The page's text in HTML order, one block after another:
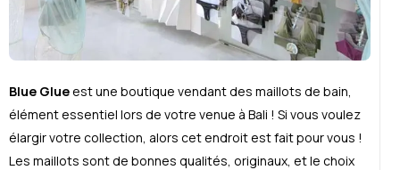
Blue Glueest une boutique vendant des maillots de bain,
élément essentiel lors de votre venue à Bali ! Si vous voulez
élargir votre collection, alors cet endroit est fait pour vous !
Les maillots sont de bonnes qualités, originaux, et le choix